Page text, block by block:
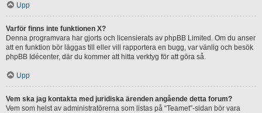
Upp
Varför finns inte funktionen X?
Denna programvara har gjorts och licensierats av phpBB Limited. Om du anser
att en funktion bör läggas till eller vill rapportera en bugg, var vänlig och besök
phpBB Idécenter, där du kommer att hitta verktyg för att göra så.
Upp
Vem ska jag kontakta med juridiska ärenden angående detta forum?
Vem som helst av administratörerna som listas på “Teamet”-sidan bör vara